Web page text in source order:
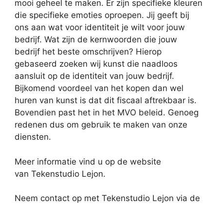
mooi geheel te maken. Er zijn specifieke kleuren
die specifieke emoties oproepen. Jij geeft bij
ons aan wat voor identiteit je wilt voor jouw
bedrijf. Wat zijn de kernwoorden die jouw
bedrijf het beste omschrijven? Hierop
gebaseerd zoeken wij kunst die naadloos
aansluit op de identiteit van jouw bedrijf.
Bijkomend voordeel van het kopen dan wel
huren van kunst is dat dit fiscaal aftrekbaar is.
Bovendien past het in het MVO beleid. Genoeg
redenen dus om gebruik te maken van onze
diensten.
Meer informatie vind u op de website
van Tekenstudio Lejon.
Neem contact op met Tekenstudio Lejon via de